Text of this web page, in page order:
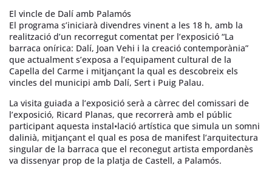
El vincle de Dalí amb Palamós
El programa s’iniciarà divendres vinent a les 18 h, amb la
realització d’un recorregut comentat per l’exposició “La
barraca onírica: Dalí, Joan Vehi i la creació contemporània”
que actualment s’exposa a l’equipament cultural de la
Capella del Carme i mitjançant la qual es descobreix els
vincles del municipi amb Dalí, Sert i Puig Palau.
La visita guiada a l’exposició serà a càrrec del comissari de
l’exposició, Ricard Planas, que recorrerà amb el públic
participant aquesta instal•lació artística que simula un somni
dalinià, mitjançant el qual es posa de manifest l’arquitectura
singular de la barraca que el reconegut artista empordanès
va dissenyar prop de la platja de Castell, a Palamós.